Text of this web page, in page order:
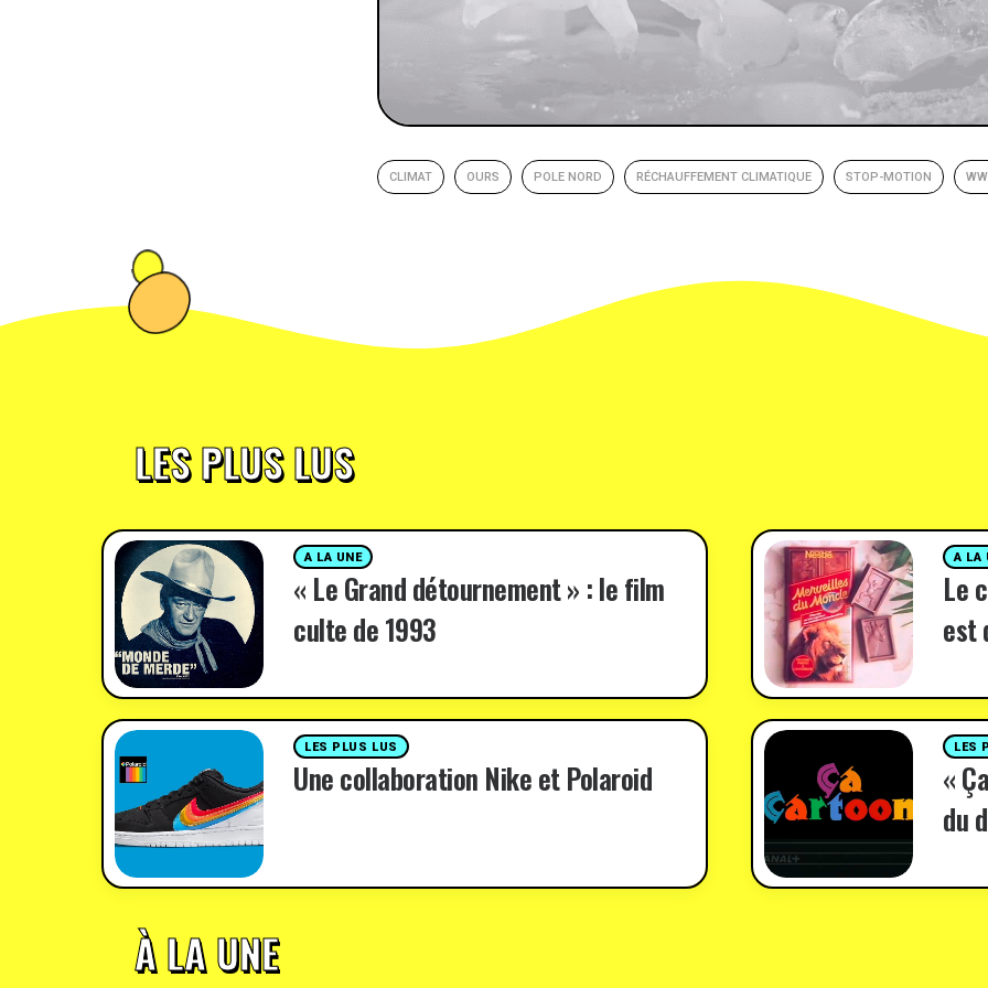
CLIMAT OURS POLE NORD RÉCHAUFFEMENT CLIMATIQUE STOP-MOTION
LES PLUS LUS
A LA UNE
« Le Grand détournement » : le film
culte de 1993
A LA
Le
est
LES PLUS LUS
Une collaboration Nike et Polaroid
LES
«
du
À LA UNE